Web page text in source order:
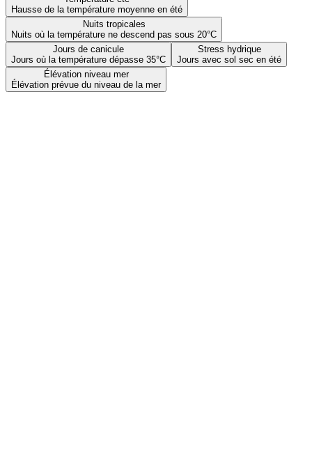
Hausse de la température moyenne en été
Nuits tropicales
Nuits où la température ne descend pas sous 20°C
Jours de canicule
Jours où la température dépasse 35°C
Stress hydrique
Jours avec sol sec en été
Élévation niveau mer
Élévation prévue du niveau de la mer